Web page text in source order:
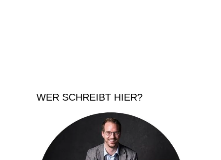
WER SCHREIBT HIER?